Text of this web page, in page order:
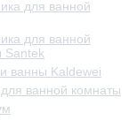
для ванной
для ванной
Santek
ванны Kaldewei
ванной комнаты